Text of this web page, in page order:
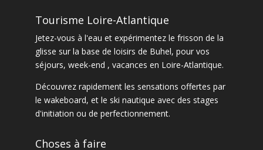
Tourisme Loire-Atlantique
Jetez-vous à l'eau et expérimentez le frisson de la
glisse sur la base de loisirs de Buhel, pour vos
séjours, week-end , vacances en Loire-Atlantique.
Découvrez rapidement les sensations offertes par
le wakeboard, et le ski nautique avec des stages
d'initiation ou de perfectionnement.
Choses à faire